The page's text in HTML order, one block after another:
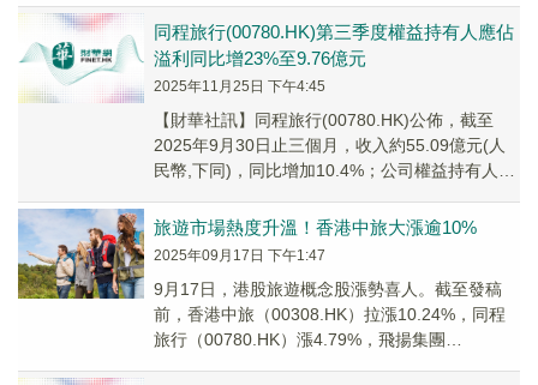
同程旅行(00780.HK)第三季度權益持有人應佔
溢利同比增23%至9.76億元
2025年11月25日 下午4:45
【財華社訊】同程旅行(00780.HK)公佈，截至
2025年9月30日止三個月，收入約55.09億元(人
民幣,下同)，同比增加10.4%；公司權益持有人應
旅遊市場熱度升溫！香港中旅大漲逾10%
2025年09月17日 下午1:47
9月17日，港股旅遊概念股漲勢喜人。截至發稿
前，香港中旅（00308.HK）拉漲10.24%，同程
旅行（00780.HK）漲4.79%，飛揚集團